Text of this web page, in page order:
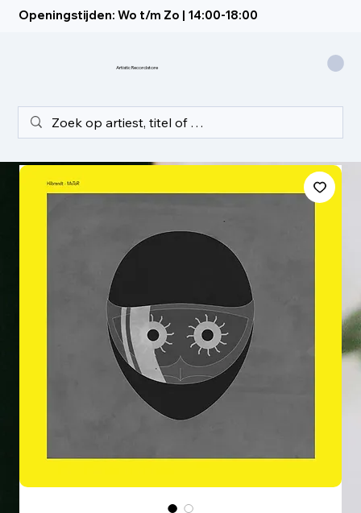
Openingstijden: Wo t/m Zo | 14:00-18:00
Artistic Recordstore